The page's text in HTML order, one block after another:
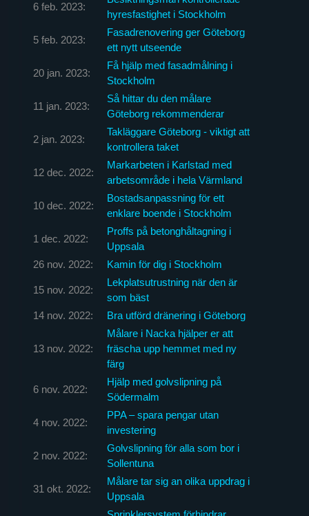
6 feb. 2023:
hyresfastighet i Stockholm
5 feb. 2023:
Fasadrenovering ger Göteborg
ett nytt utseende
20 jan. 2023:
Få hjälp med fasadmålning i
Stockholm
11 jan. 2023:
Så hittar du den målare
Göteborg rekommenderar
2 jan. 2023:
Takläggare Göteborg - viktigt att
kontrollera taket
12 dec. 2022:
Markarbeten i Karlstad med
arbetsområde i hela Värmland
10 dec. 2022:
Bostadsanpassning för ett
enklare boende i Stockholm
1 dec. 2022:
Proffs på betonghåltagning i
Uppsala
26 nov. 2022:
Kamin för dig i Stockholm
15 nov. 2022:
Lekplatsutrustning när den är
som bäst
14 nov. 2022:
Bra utförd dränering i Göteborg
13 nov. 2022:
Målare i Nacka hjälper er att
fräscha upp hemmet med ny
färg
6 nov. 2022:
Hjälp med golvslipning på
Södermalm
4 nov. 2022:
PPA – spara pengar utan
investering
2 nov. 2022:
Golvslipning för alla som bor i
Sollentuna
31 okt. 2022:
Målare tar sig an olika uppdrag i
Uppsala